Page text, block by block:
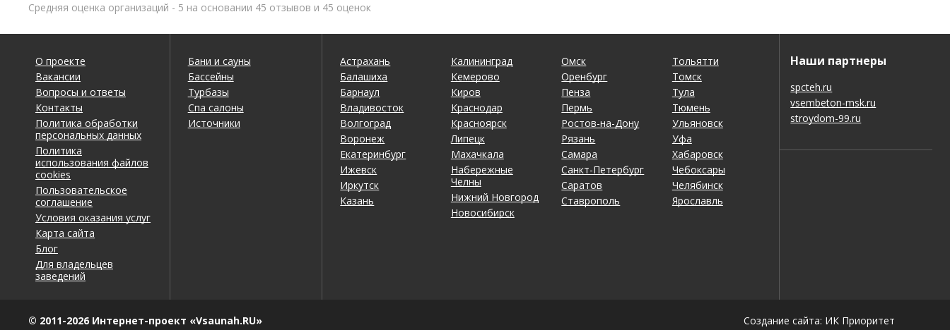
Средняя оценка организаций - 5 на основании 45 отзывов и 45 оценок
О проекте
Вакансии
Вопросы и ответы
Контакты
Политика обработки
персональных данных
Политика
использования файлов
cookies
Пользовательское
соглашение
Условия оказания услуг
Карта сайта
Блог
Для владельцев
заведений
Бани и сауны
Бассейны
Турбазы
Спа салоны
Источники
Астрахань
Балашиха
Барнаул
Владивосток
Волгоград
Воронеж
Екатеринбург
Ижевск
Иркутск
Казань
Калининград
Кемерово
Киров
Краснодар
Красноярск
Липецк
Махачкала
Набережные
Челны
Нижний Новгород
Новосибирск
Омск
Оренбург
Пенза
Пермь
Ростов-на-Дону
Рязань
Самара
Санкт-Петербург
Саратов
Ставрополь
Тольятти
Томск
Тула
Тюмень
Ульяновск
Уфа
Хабаровск
Чебоксары
Челябинск
Ярославль
Наши партнеры
spcteh.ru
vsembeton-msk.ru
stroydom-99.ru
© 2011-2026 Интернет-проект «Vsaunah.RU»
Создание сайта: ИК Приоритет